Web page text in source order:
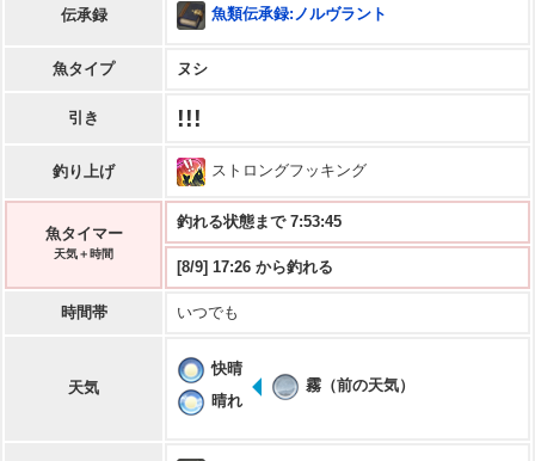
伝承録 魚類伝承録:ノルヴラント
魚タイプ ヌシ
引き !!!
釣り上げ ストロングフッキング
魚タイマー
天気＋時間
釣れる状態まで 7:53:45
[8/9] 17:26 から釣れる
時間帯 いつでも
天気
快晴
晴れ
霧（前の天気）